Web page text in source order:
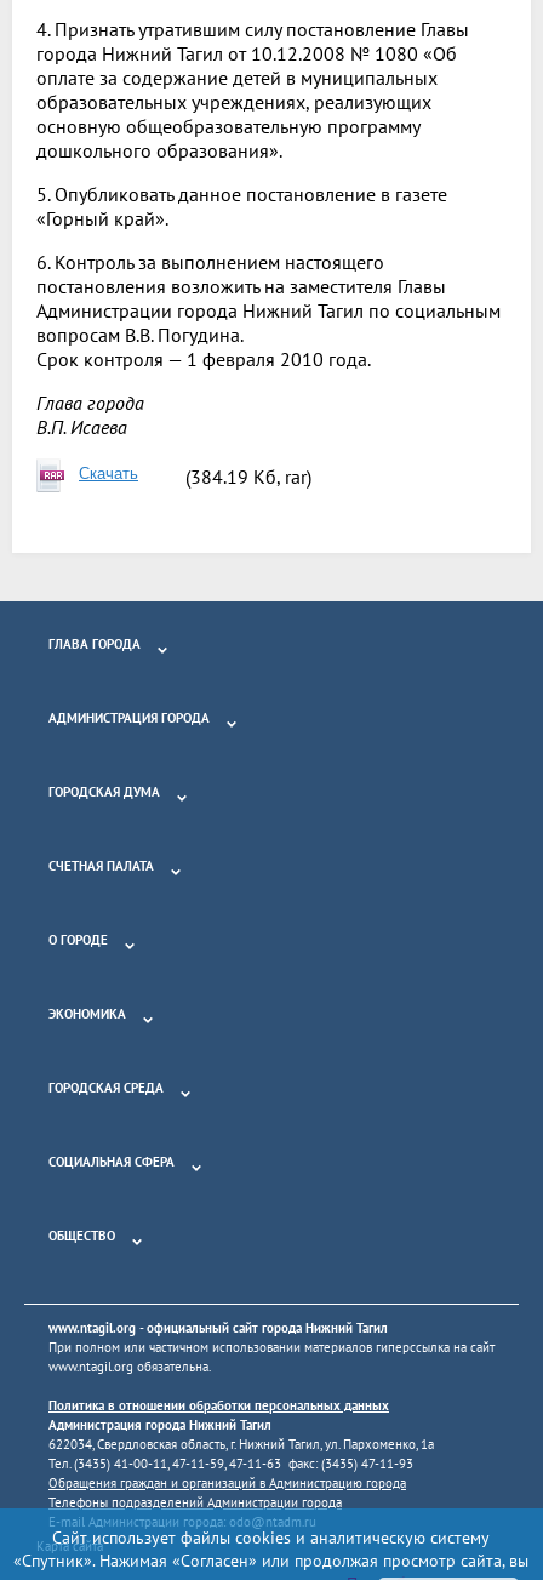
4. Признать утратившим силу постановление Главы
города Нижний Тагил от 10.12.2008 № 1080 «Об
оплате за содержание детей в муниципальных
образовательных учреждениях, реализующих
основную общеобразовательную программу
дошкольного образования».
5. Опубликовать данное постановление в газете
«Горный край».
6. Контроль за выполнением настоящего
постановления возложить на заместителя Главы
Администрации города Нижний Тагил по социальным
вопросам В.В. Погудина.
Срок контроля — 1 февраля 2010 года.
Глава города
В.П. Исаева
Скачать (384.19 Кб, rar)
ГЛАВА ГОРОДА
АДМИНИСТРАЦИЯ ГОРОДА
ГОРОДСКАЯ ДУМА
СЧЕТНАЯ ПАЛАТА
О ГОРОДЕ
ЭКОНОМИКА
ГОРОДСКАЯ СРЕДА
СОЦИАЛЬНАЯ СФЕРА
ОБЩЕСТВО
www.ntagil.org - официальный сайт города Нижний Тагил
При полном или частичном использовании материалов гиперссылка на сайт
www.ntagil.org обязательна.
Политика в отношении обработки персональных данных
Администрация города Нижний Тагил
622034, Свердловская область, г. Нижний Тагил, ул. Пархоменко, 1а
Тел. (3435) 41-00-11, 47-11-59, 47-11-63 факс: (3435) 47-11-93
Обращения граждан и организаций в Администрацию города
Телефоны подразделений Администрации города
E-mail Администрации города: odo@ntadm.ru
Карта сайта
Сайт использует файлы cookies и аналитическую систему
«Спутник». Нажимая «Согласен» или продолжая просмотр сайта, вы